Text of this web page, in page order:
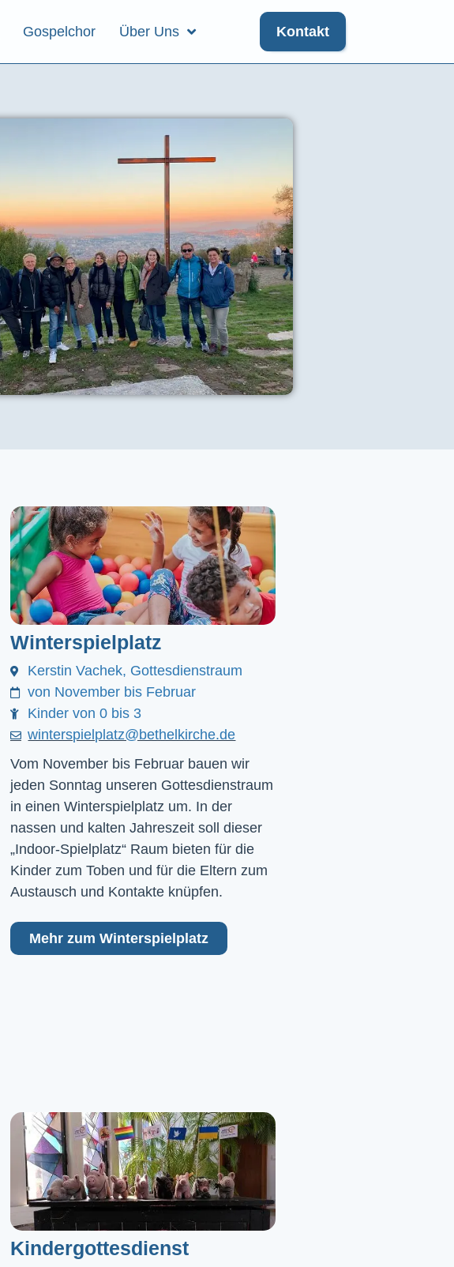
Gospelchor Über Uns Kontakt
Winterspielplatz
Kerstin Vachek, Gottesdienstraum
von November bis Februar
Kinder von 0 bis 3
winterspielplatz@bethelkirche.de
Vom November bis Februar bauen wir
jeden Sonntag unseren Gottesdienstraum
in einen Winterspielplatz um. In der
nassen und kalten Jahreszeit soll dieser
„Indoor-Spielplatz“ Raum bieten für die
Kinder zum Toben und für die Eltern zum
Austausch und Kontakte knüpfen.
Mehr zum Winterspielplatz
Kindergottesdienst